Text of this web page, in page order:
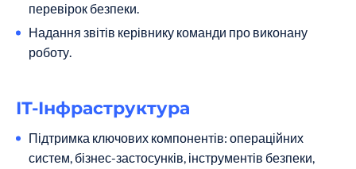
перевірок безпеки.
Надання звітів керівнику команди про виконану
роботу.
ІТ-Інфраструктура
Підтримка ключових компонентів: операційних
систем, бізнес-застосунків, інструментів безпеки,